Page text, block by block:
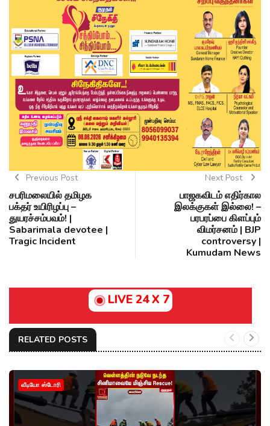
Previous Post
சபரிமலையில் தமிழக
பக்தர் உயிரிழப்பு –
துயரச்சம்பவம்! |
Sabarimala devotee |
Tragic Incident
Next Post
பாஜகவிடம் எதிர்கால
இலக்குகள் இல்லை! –
பரபரப்பை கிளப்பும்
விமர்சனம் | BJP
controversy |
Kumudam News
LIVE 24 X 7
RELATED POSTS
வீடியோ ஸ்டோரி